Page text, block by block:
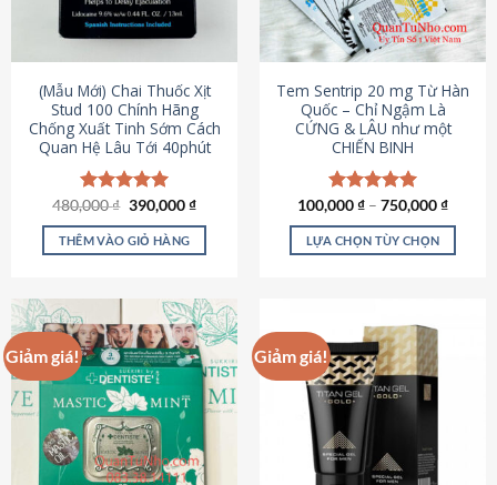
chọn
được
chọn
trên
trang
sản
phẩm
chọn
có
thể
chọn
trên
trang
sản
phẩm
(Mẫu Mới) Chai Thuốc Xịt
Stud 100 Chính Hãng
Chống Xuất Tinh Sớm Cách
Quan Hệ Lâu Tới 40phút
Được xếp
hạng5.00
5 sao
480,000₫ Giá
là:
480,000 ₫.
390,000₫Giá
tại
THÊM VÀO GIỎ HÀNG
Tem Sentrip 20 mg Từ Hàn
Quốc – Chỉ Ngậm Là
CỨNG & LÂU như một
CHIẾN BINH
Được xếp
hạng5.00
5 sao
100,000₫ – 750,000₫
LỰA CHỌN TÙY CHỌN
có
nhiều
biến
tùy
chọn
Giảm giá! Giảm giá!